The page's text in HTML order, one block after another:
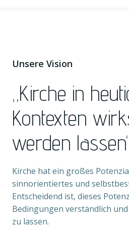
Unsere Vision
„Kirche in
Kontexten
werden
Kirche hat ein großes
sinnorientiertes und
Entscheidend ist, dieses
Bedingungen verständlich
zu lassen.